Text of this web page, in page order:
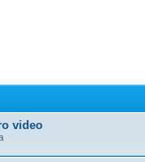
video